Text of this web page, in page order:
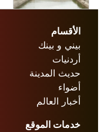
الأقسام
بيني و بينك
أردنيات
حديث المدينة
أضواء
أخبار العالم
خدمات الموقع